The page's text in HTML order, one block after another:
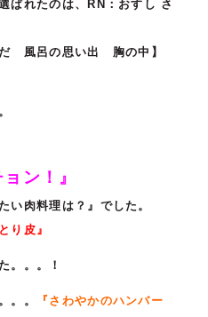
ばれたのは、RN：おすし さ
風呂の思い出 胸の中】
ン！』
い肉料理は？』でした。
とり皮』
。。。！
。。
『さわやかのハンバー